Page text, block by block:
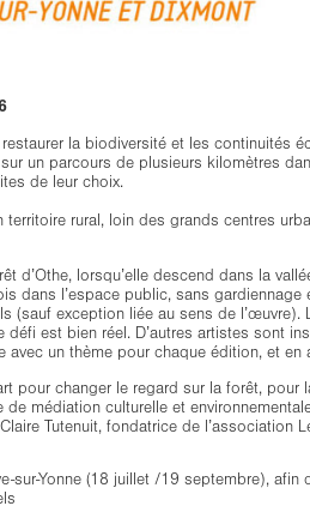
la biodiversité et les
sur un parcours de plusieurs kilomètres
de leur choix.
rural, loin des grands centres
lorsqu’elle descend dans la
dans l’espace public, sans
(sauf exception liée au sens de
est bien réel. D’autres artistes sont
un thème pour chaque édition, et en
pour changer le regard sur la forêt, pour
de médiation culturelle et
Tutenuit, fondatrice de l’association
sur-Yonne (18 juillet /19 septembre),